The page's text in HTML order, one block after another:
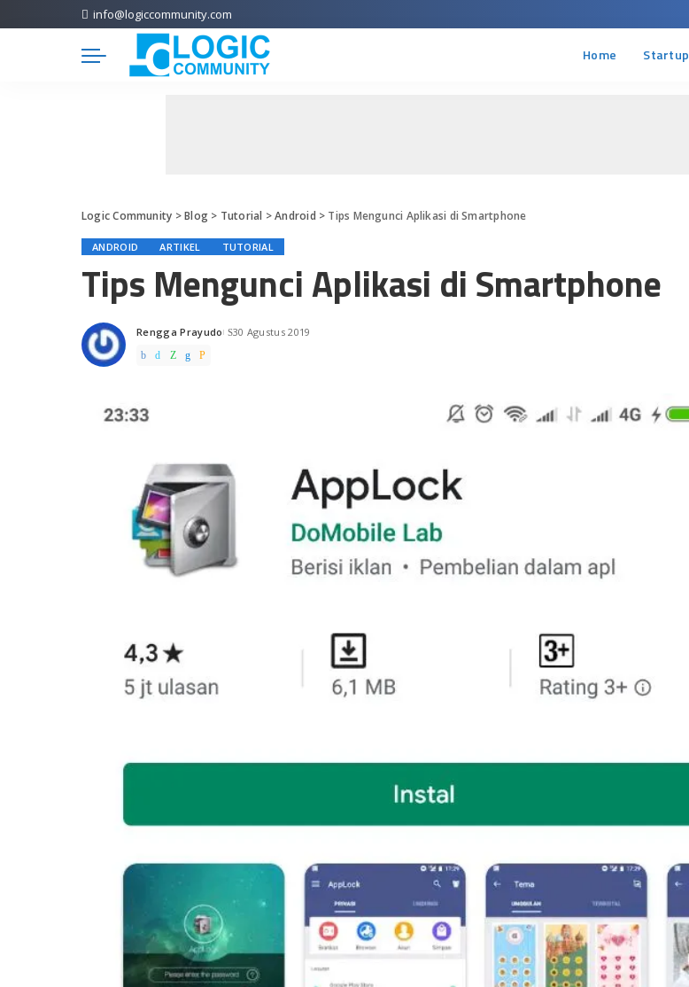
info@logiccommunity.com
Home Startup
Logic Community >Blog> Tutorial >Android > Tips Mengunci Aplikasi di Smartphone
ANDROID ARTIKEL TUTORIAL
Tips Mengunci Aplikasi di Smartphone
Posted
by
Rengga Prayudo 30 Agustus 2019